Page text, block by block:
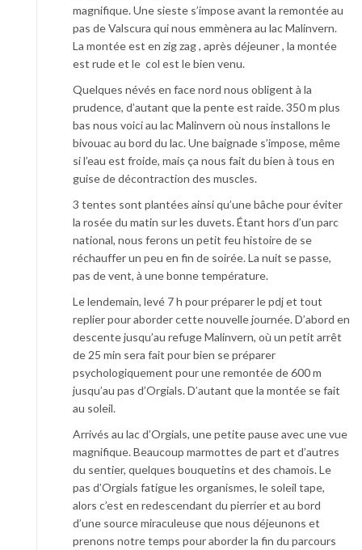
magnifique. Une sieste s’impose avant la remontée au
pas de Valscura qui nous emmènera au lac Malinvern.
La montée est en zig zag , après déjeuner , la montée
est rude et le col est le bien venu.
Quelques névés en face nord nous obligent à la
prudence, d’autant que la pente est raide. 350 m plus
bas nous voici au lac Malinvern où nous installons le
bivouac au bord du lac. Une baignade s’impose, même
si l’eau est froide, mais ça nous fait du bien à tous en
guise de décontraction des muscles.
3 tentes sont plantées ainsi qu’une bâche pour éviter
la rosée du matin sur les duvets. Étant hors d’un parc
national, nous ferons un petit feu histoire de se
réchauffer un peu en fin de soirée. La nuit se passe,
pas de vent, à une bonne température.
Le lendemain, levé 7 h pour préparer le pdj et tout
replier pour aborder cette nouvelle journée. D’abord en
descente jusqu’au refuge Malinvern, où un petit arrêt
de 25 min sera fait pour bien se préparer
psychologiquement pour une remontée de 600 m
jusqu’au pas d’Orgials. D’autant que la montée se fait
au soleil.
Arrivés au lac d’Orgials, une petite pause avec une vue
magnifique. Beaucoup marmottes de part et d’autres
du sentier, quelques bouquetins et des chamois. Le
pas d’Orgials fatigue les organismes, le soleil tape,
alors c’est en redescendant du pierrier et au bord
d’une source miraculeuse que nous déjeunons et
prenons notre temps pour aborder la fin du parcours